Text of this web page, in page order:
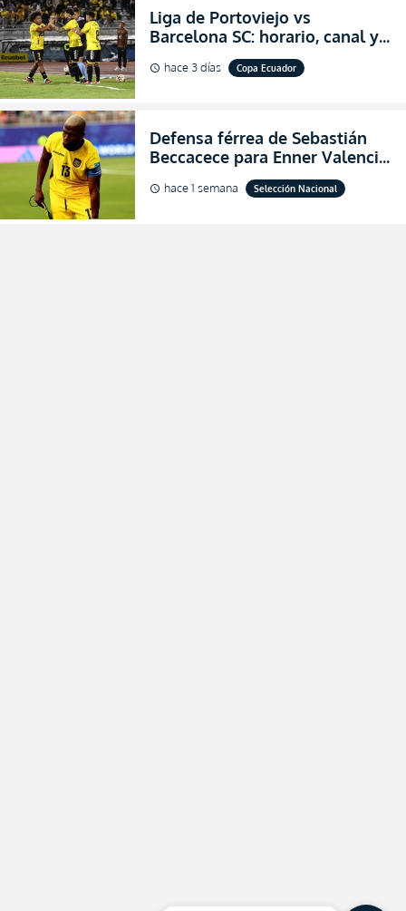
Liga de Portoviejo vs
Barcelona SC: horario, canal y
dónde ver EN VIVO los octavos
de final de la Copa Ecuador
schedule hace 3 días Copa Ecuador
Defensa férrea de Sebastián
Beccacece para Enner Valencia
al indicar que era el hombre
indicado para Ecuador
schedule hace 1 semana Selección Nacional